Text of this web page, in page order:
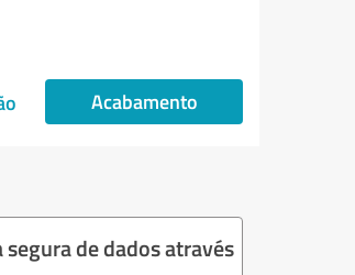
Acabamento
de dados através